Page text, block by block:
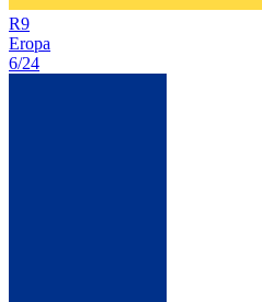
R9
Eropa
6/24